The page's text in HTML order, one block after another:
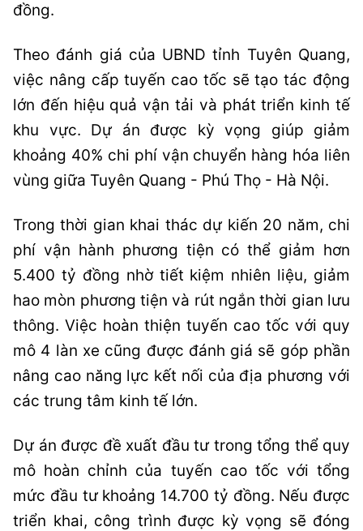
đồng.
Theo đánh giá của UBND tỉnh Tuyên Quang,
việc nâng cấp tuyến cao tốc sẽ tạo tác động
lớn đến hiệu quả vận tải và phát triển kinh tế
khu vực. Dự án được kỳ vọng giúp giảm
khoảng 40% chi phí vận chuyển hàng hóa liên
vùng giữa Tuyên Quang - Phú Thọ - Hà Nội.
Trong thời gian khai thác dự kiến 20 năm, chi
phí vận hành phương tiện có thể giảm hơn
5.400 tỷ đồng nhờ tiết kiệm nhiên liệu, giảm
hao mòn phương tiện và rút ngắn thời gian lưu
thông. Việc hoàn thiện tuyến cao tốc với quy
mô 4 làn xe cũng được đánh giá sẽ góp phần
nâng cao năng lực kết nối của địa phương với
các trung tâm kinh tế lớn.
Dự án được đề xuất đầu tư trong tổng thể quy
mô hoàn chỉnh của tuyến cao tốc với tổng
mức đầu tư khoảng 14.700 tỷ đồng. Nếu được
triển khai, công trình được kỳ vọng sẽ đóng